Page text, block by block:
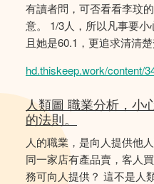
有讀者問，可否看看李玟
意。 1/3人，所以凡事要
且她是60.1，更追求清清
hd.thiskeep.work/content/
人類圖 職業分析，小
的法則。
人的職業，是向人提供他
同一家店有產品賣，客人
務可向人提供？ 這不是人